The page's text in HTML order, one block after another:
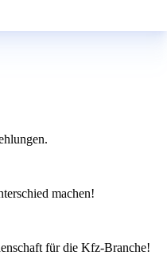
machen!
für die Kfz-Branche!